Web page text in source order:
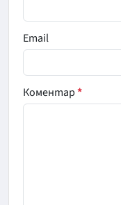
Email
Коментар*